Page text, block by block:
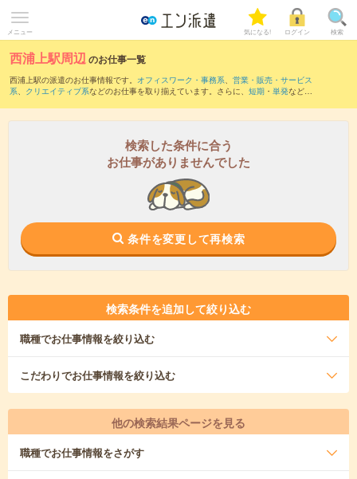
メニュー 気になる! ログイン 検索
西浦上駅周辺のお仕事一覧
西浦上駅の派遣のお仕事情報です。 オフィスワーク・事務系、 営業・販売・サービス
系、 クリエイティブ系などのお仕事を取り揃えています。さらに、 短期 ・ 単発などの
また、長崎(長崎県)駅・長崎駅前駅・浦上駅・メディカルセンター駅・五島町駅など近
検索した条件に合う
お仕事がありませんでした
条件を変更して再検索
検索条件を追加して絞り込む
職種でお仕事情報を絞り込む
こだわりでお仕事情報を絞り込む
他の検索結果ページを見る
職種でお仕事情報をさがす